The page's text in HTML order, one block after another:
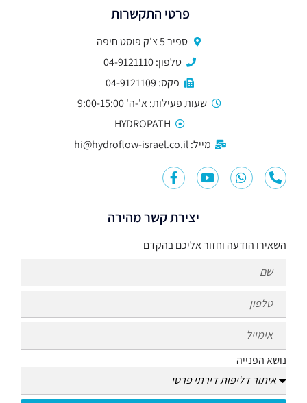
פרטי התקשרות
ספיר 5 צ'ק פוסט חיפה
טלפון: 04-9121110
פקס: 04-9121109
שעות פעילות: א'-ה' 9:00-15:00
HYDROPATH
מייל: hi@hydroflow-israel.co.il
יצירת קשר מהירה
השאירו הודעה וחזור אליכם בהקדם
נושא הפנייה